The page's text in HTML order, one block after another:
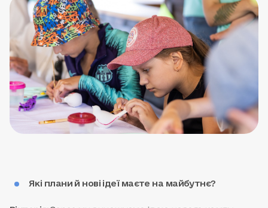
Які плани й нові ідеї маєте на майбутнє?